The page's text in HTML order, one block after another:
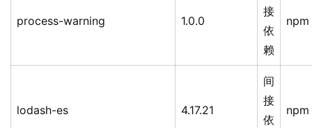
process-warning 1.0.0
接
依
赖
npm
lodash-es 4.17.21
间
接
依
npm